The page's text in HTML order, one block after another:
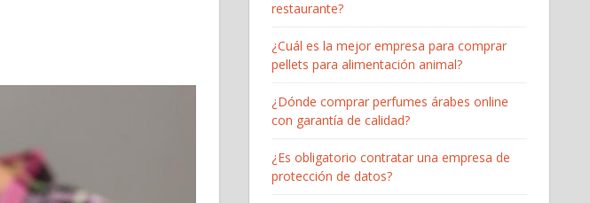
restaurante?
¿Cuál es la mejor empresa para comprar
pellets para alimentación animal?
¿Dónde comprar perfumes árabes online
con garantía de calidad?
¿Es obligatorio contratar una empresa de
protección de datos?